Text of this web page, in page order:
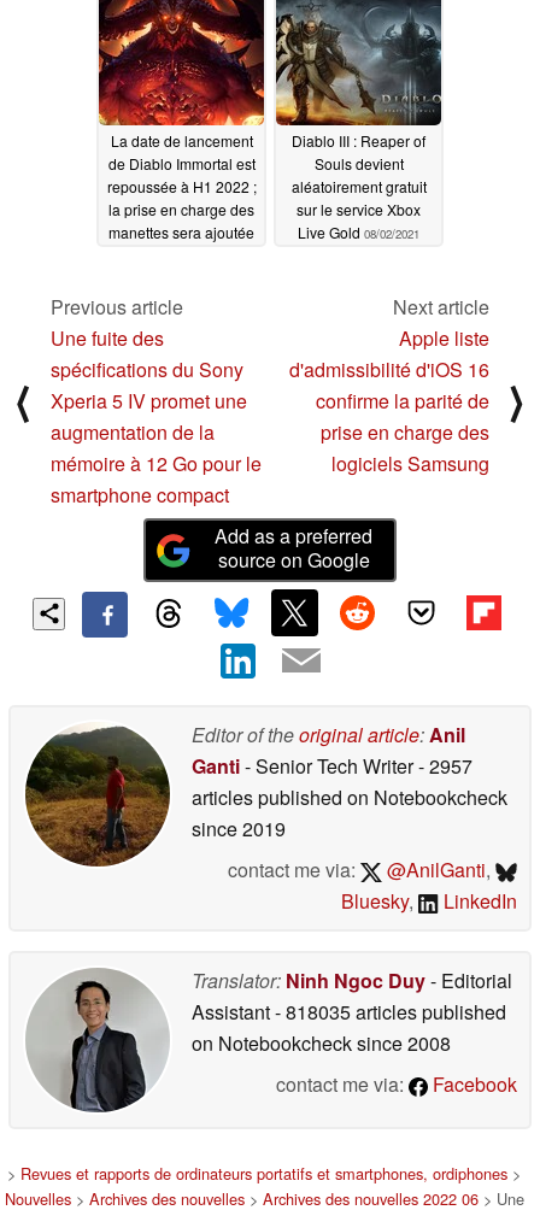
La date de lancement
de Diablo Immortal est
repoussée à H1 2022 ;
la prise en charge des
manettes sera ajoutée
qualité de vie en JcJ et
Diablo III : Reaper of
Souls devient
aléatoirement gratuit
sur le service Xbox
Live Gold 08/02/2021
⟨
Previous article
Une fuite des
spécifications du Sony
Xperia 5 IV promet une
augmentation de la
mémoire à 12 Go pour le
smartphone compact
Next article
Apple liste
d'admissibilité d'iOS 16
confirme la parité de
prise en charge des
logiciels Samsung
⟩
Add as a preferred
source on Google
Editor of theoriginal article:Anil
Ganti- Senior Tech Writer- 2957
articles published on Notebookcheck
since 2019
contact me via:
@AnilGanti,
Bluesky, LinkedIn
Translator: Ninh Ngoc Duy- Editorial
Assistant- 818035 articles published
on Notebookchecksince 2008
contact me via:
Facebook
> Revues et rapports de ordinateurs portatifs et smartphones, ordiphones >
Nouvelles> Archives des nouvelles> Archives des nouvelles 2022 06> Une